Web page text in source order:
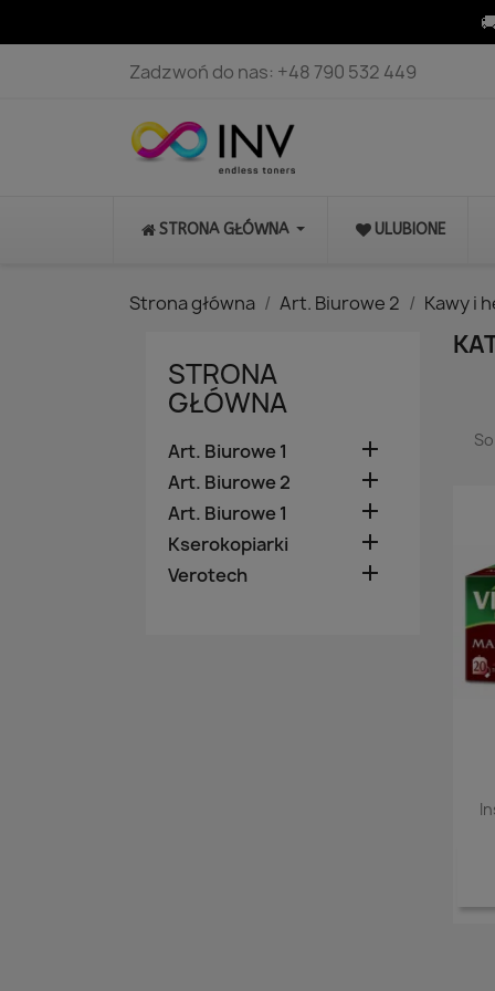
Zadzwoń do nas: +48 790 532 449
STRONA GŁÓWNA ULUBIONE
Strona główna Art. Biurowe 2 Kawy i
STRONA
GŁÓWNA
Art. Biurowe 1 
Art. Biurowe 2 
Art. Biurowe 1 
Kserokopiarki 
Verotech 